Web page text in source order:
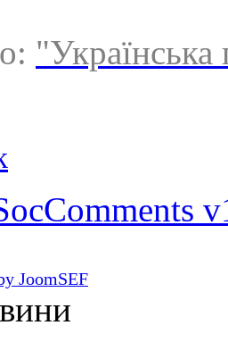
"Українська
JoomSEF